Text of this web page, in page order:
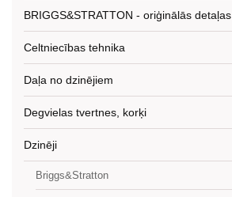
BRIGGS&STRATTON - oriģinālās detaļas
Celtniecības tehnika
Daļa no dzinējiem
Degvielas tvertnes, korķi
Dzinēji
Briggs&Stratton